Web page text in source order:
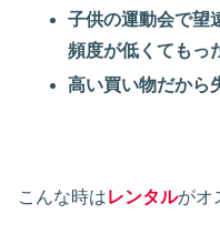
子供の運動会で望
頻度が低くてもっ
高い買い物だから
こんな時はレンタルがオ